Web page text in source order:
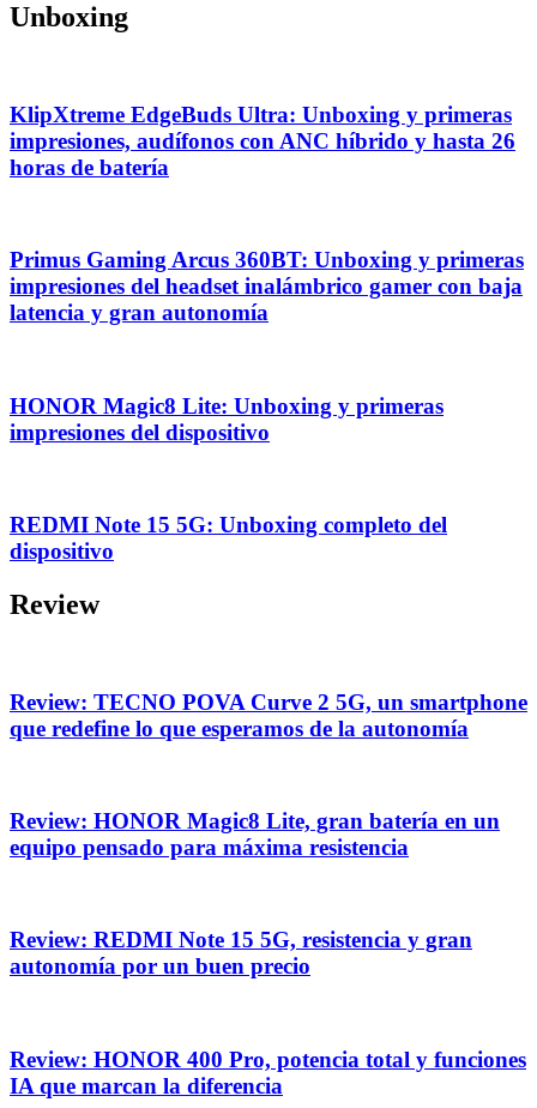
Unboxing
KlipXtreme EdgeBuds Ultra: Unboxing y primeras
impresiones, audífonos con ANC híbrido y hasta 26
horas de batería
Primus Gaming Arcus 360BT: Unboxing y primeras
impresiones del headset inalámbrico gamer con baja
latencia y gran autonomía
HONOR Magic8 Lite: Unboxing y primeras
impresiones del dispositivo
REDMI Note 15 5G: Unboxing completo del
dispositivo
Review
Review: TECNO POVA Curve 2 5G, un smartphone
que redefine lo que esperamos de la autonomía
Review: HONOR Magic8 Lite, gran batería en un
equipo pensado para máxima resistencia
Review: REDMI Note 15 5G, resistencia y gran
autonomía por un buen precio
Review: HONOR 400 Pro, potencia total y funciones
IA que marcan la diferencia